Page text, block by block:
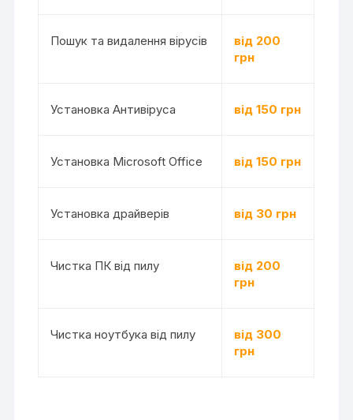
Пошук та видалення вірусів
від 200
грн
Установка Антивіруса від 150 грн
Установка Microsoft Office від 150 грн
Установка драйверів від 30 грн
Чистка ПК від пилу
від 200
грн
Чистка ноутбука від пилу
від 300
грн